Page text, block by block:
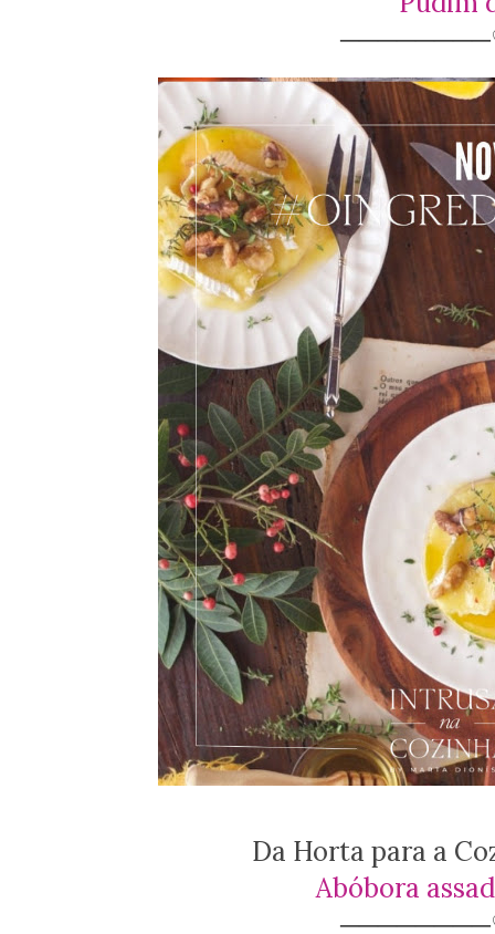
Da Horta para a
Abóbora